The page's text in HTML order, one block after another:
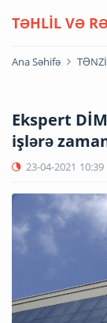
TƏHLİL VƏ
Ana Səhifə
Ekspert
işlərə
23-04-2021 10:39